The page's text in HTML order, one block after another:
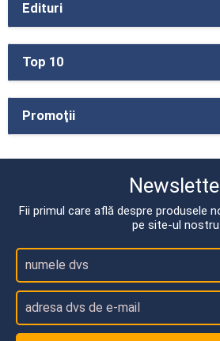
Edituri
Top 10
Promoţii
Fii primul care află despre produsele
pe site-ul